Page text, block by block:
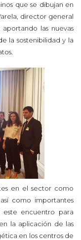
que se dibujan en
director general
las nuevas
la sostenibilidad y la
en el sector como
como importantes
este encuentro para
la aplicación de las
en los centros de